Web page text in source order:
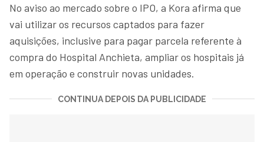
No aviso ao mercado sobre o IPO, a Kora afirma que
vai utilizar os recursos captados para fazer
aquisições, inclusive para pagar parcela referente à
compra do Hospital Anchieta, ampliar os hospitais já
em operação e construir novas unidades.
CONTINUA DEPOIS DA PUBLICIDADE